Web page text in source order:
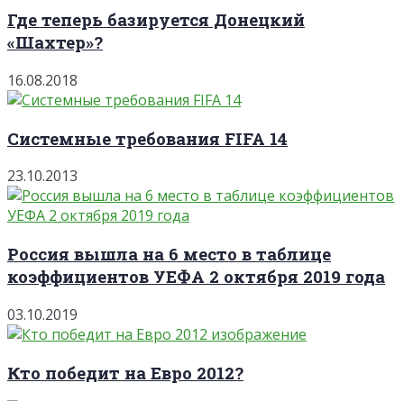
Где теперь базируется Донецкий
«Шахтер»?
16.08.2018
Системные требования FIFA 14
23.10.2013
Россия вышла на 6 место в таблице
коэффициентов УЕФА 2 октября 2019 года
03.10.2019
Кто победит на Евро 2012?